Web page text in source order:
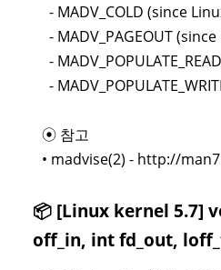
- MADV_COLD (since
- MADV_PAGEOUT
-
-
⦿ 참고
• madvise(2) - http://
📦 [Linux kernel 5.7]
off_in, int fd_out,